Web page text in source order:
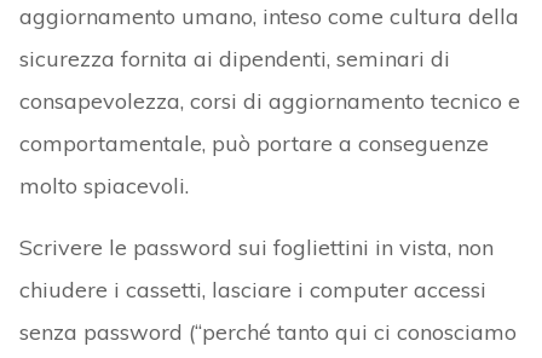
aggiornamento umano, inteso come cultura della
sicurezza fornita ai dipendenti, seminari di
consapevolezza, corsi di aggiornamento tecnico e
comportamentale, può portare a conseguenze
molto spiacevoli.
Scrivere le password sui fogliettini in vista, non
chiudere i cassetti, lasciare i computer accessi
senza password (“perché tanto qui ci conosciamo